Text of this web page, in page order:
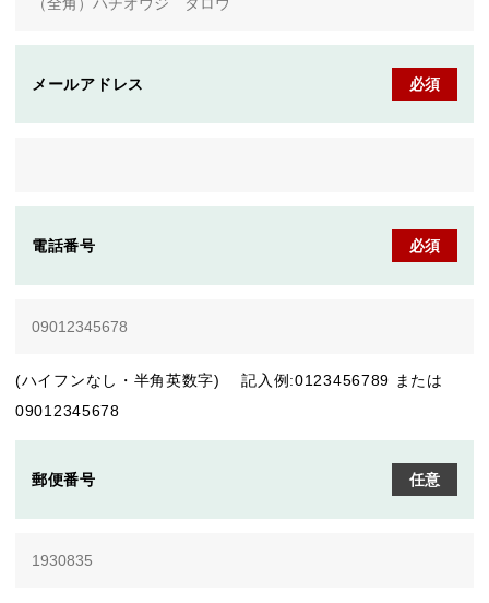
メールアドレス 必須
電話番号 必須
(ハイフンなし・半角英数字) 記入例:0123456789 または
09012345678
郵便番号 任意